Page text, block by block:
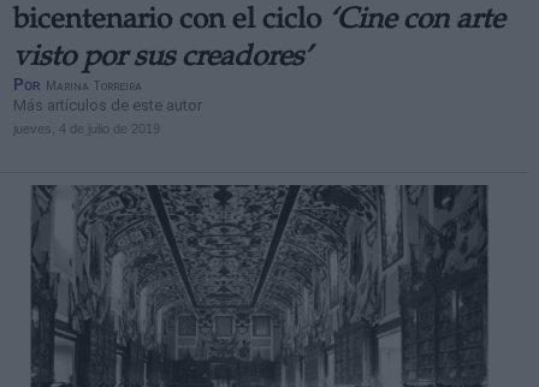
bicentenario con el ciclo ‘Cine con arte
visto por sus creadores’
Por Marina Torreira
Más artículos de este autor
jueves, 4 de julio de 2019